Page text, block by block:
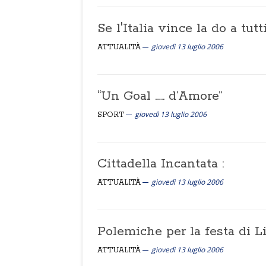
Se l'Italia vince la do a
ATTUALITÀ giovedì 13 luglio 2006
“Un Goal ….. d’Amore”
SPORT giovedì 13 luglio 2006
Cittadella Incantata :
ATTUALITÀ giovedì 13 luglio 2006
Polemiche per la festa di
ATTUALITÀ giovedì 13 luglio 2006